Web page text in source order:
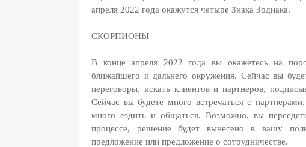
апреля 2022 года окажутся четыре Знака Зодиака.
СКОРПИОНЫ
В конце апреля 2022 года вы окажетесь на
ближайшего и дальнего окружения. Сейчас вы
переговоры, искать клиентов и партнеров,
Сейчас вы будете много встречаться с
много ездить и общаться. Возможно, вы
процессе, решение будет вынесено в вашу
предложение или предложение о сотрудничестве.